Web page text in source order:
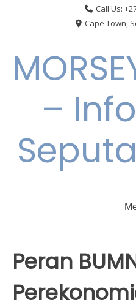
Call Us:
Cape Town,
–
Peran